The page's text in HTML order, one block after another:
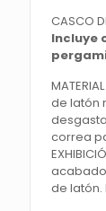
CASCO
Incluye
de latón
correa
de latón.